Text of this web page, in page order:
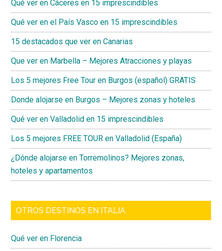
Qué ver en Cáceres en 15 imprescindibles
Qué ver en el País Vasco en 15 imprescindibles
15 destacados que ver en Canarias
Que ver en Marbella – Mejores Atracciones y playas
Los 5 mejores Free Tour en Burgos (español) GRATIS
Donde alojarse en Burgos – Mejores zonas y hoteles
Qué ver en Valladolid en 15 imprescindibles
Los 5 mejores FREE TOUR en Valladolid (España)
¿Dónde alojarse en Torremolinos? Mejores zonas,
hoteles y apartamentos
OTROS DESTINOS EN ITALIA
Qué ver en Florencia